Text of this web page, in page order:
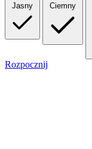
Jasny Ciemny
Rozpocznij